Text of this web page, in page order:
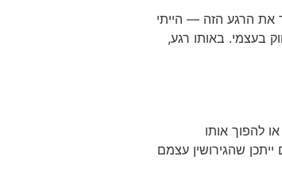
את הרגע הזה — הייתי
בעצמי. באותו רגע,
להפוך אותו
שהגירושין עצמם